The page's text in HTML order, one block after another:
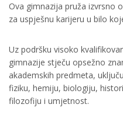
Ova gimnazija pruža izvrsno
za uspješnu karijeru u bilo
Uz podršku visoko
gimnazije stječu opsežno
akademskih predmeta,
fiziku, hemiju, biologiju,
filozofiju i umjetnost.